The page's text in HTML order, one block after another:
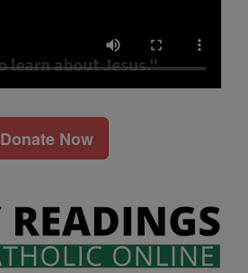
Donate Now